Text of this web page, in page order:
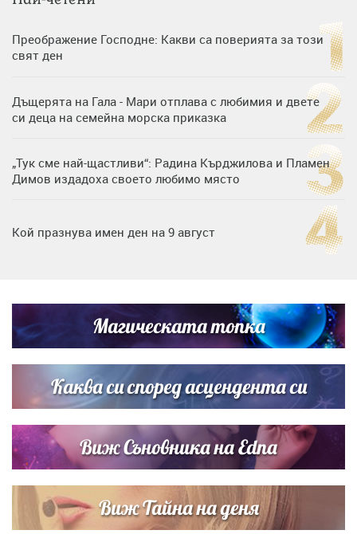
Преображение Господне: Какви са поверията за този
свят ден
Дъщерята на Гала - Мари отплава с любимия и двете
си деца на семейна морска приказка
„Тук сме най-щастливи“: Радина Кърджилова и Пламен
Димов издадоха своето любимо място
Кой празнува имен ден на 9 август
Братя Аргирови я изненадаха с песен
Магическата топка
Каква си според асцендента си
Виж Съновника на Edna
Виж Тайна на деня